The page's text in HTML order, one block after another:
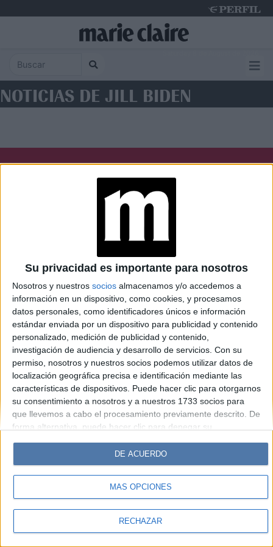
Su privacidad es importante para nosotros
Nosotros y nuestros socios almacenamos y/o accedemos a
información en un dispositivo, como cookies, y procesamos
datos personales, como identificadores únicos e información
estándar enviada por un dispositivo para publicidad y contenido
personalizado, medición de publicidad y contenido,
investigación de audiencia y desarrollo de servicios. Con su
permiso, nosotros y nuestros socios podemos utilizar datos de
localización geográfica precisa e identificación mediante las
características de dispositivos. Puede hacer clic para otorgarnos
su consentimiento a nosotros y a nuestros 1733 socios para
que llevemos a cabo el procesamiento previamente descrito. De
forma alternativa, puede hacer clic para denegar su
cambiar sus preferencias antes de otorgar su consentimiento.
Tenga en cuenta que algún procesamiento de sus datos
personales puede no requerir de su consentimiento, pero usted
tiene el derecho de rechazar tal procesamiento. Sus
sus preferencias o retirar su consentimiento en cualquier
MÁS OPCIONES
RECHAZAR
DE ACUERDO
NOTICIAS DE JILL BIDEN
Caras Noticias
Weekend Parabrisas
Look
Luz Mía Lunateen Break BATimes
© Perfil.com 2006-2019 - Todos los derechos reservados
Registro de Propiedad Intelectual: Nro. 5346433